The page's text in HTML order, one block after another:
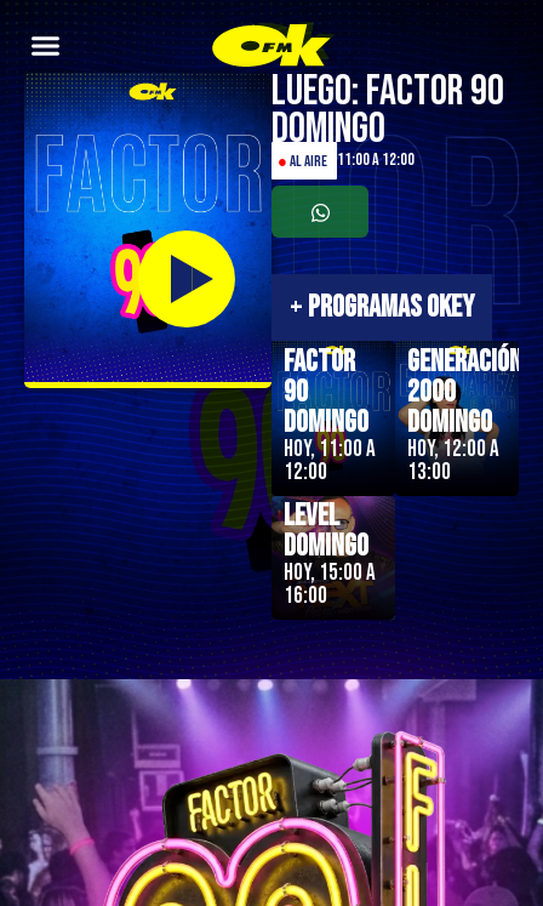
Luego: Factor 90
Domingo
●AL AIRE 11:00 a 12:00
+PROGRAMAS OKEY
Factor
90
Domingo
Hoy, 11:00 a
12:00
Generación
2000
Domingo
Hoy, 12:00 a
13:00
Next
Level
Domingo
Hoy, 15:00 a
16:00